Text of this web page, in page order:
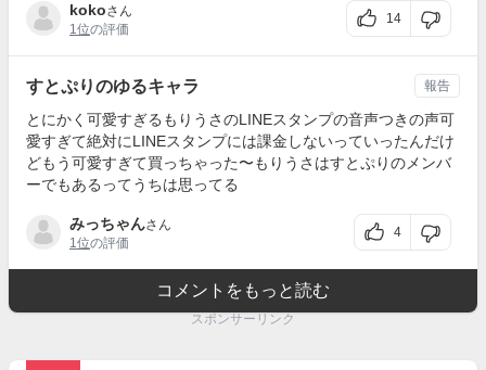
kokoさん
1位の評価
14
すとぷりのゆるキャラ
とにかく可愛すぎるもりうさのLINEスタンプの音声つきの声可
愛すぎて絶対にLINEスタンプには課金しないっていったんだけ
どもう可愛すぎて買っちゃった〜もりうさはすとぷりのメンバ
ーでもあるってうちは思ってる
みっちゃんさん
1位の評価
4
報告
コメントをもっと読む
スポンサーリンク